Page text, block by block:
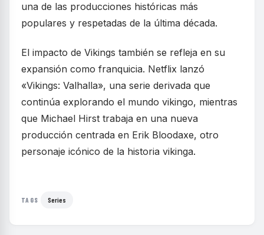
una de las producciones históricas más
populares y respetadas de la última década.
El impacto de Vikings también se refleja en su
expansión como franquicia. Netflix lanzó
«Vikings: Valhalla», una serie derivada que
continúa explorando el mundo vikingo, mientras
que Michael Hirst trabaja en una nueva
producción centrada en Erik Bloodaxe, otro
personaje icónico de la historia vikinga.
TAGS Series